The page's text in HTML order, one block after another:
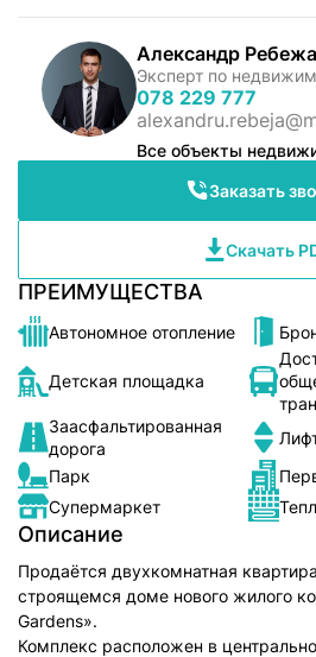
Александр Ребежа
Эксперт по
078 229 777
Все объекты
Заказать
Скачать
ПРЕИМУЩЕСТВА
Автономное отопление
Детская площадка
Заасфальтированная
дорога
Парк
Супермаркет
Описание
Продаётся двухкомнатная
строящемся доме нового жилого
Gardens».
Комплекс расположен в